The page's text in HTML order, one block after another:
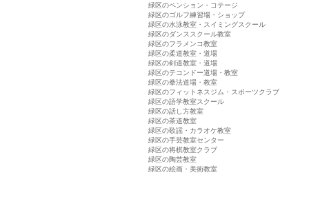
緑区のペンション・コテージ
緑区のゴルフ練習場・ショップ
緑区の水泳教室・スイミングスクール
緑区のダンススクール教室
緑区のフラメンコ教室
緑区の柔道教室・道場
緑区の剣道教室・道場
緑区のテコンドー道場・教室
緑区の拳法道場・教室
緑区のフィットネスジム・スポーツクラブ
緑区の語学教室スクール
緑区の話し方教室
緑区の茶道教室
緑区の歌謡・カラオケ教室
緑区の手芸教室センター
緑区の将棋教室クラブ
緑区の陶芸教室
緑区の絵画・美術教室